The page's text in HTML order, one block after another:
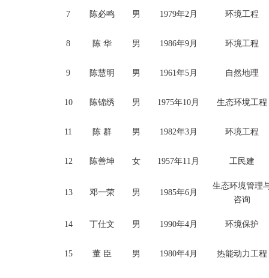
7 陈必鸣 男 1979年2月 环境工程
8 陈 华 男 1986年9月 环境工程
9 陈慧明 男 1961年5月 自然地理
10 陈锦绣 男 1975年10月 生态环境工程
11 陈 群 男 1982年3月 环境工程
12 陈善坤 女 1957年11月 工民建
13 邓一荣 男 1985年6月
生态环境管理
咨询
14 丁仕文 男 1990年4月 环境保护
15 董 臣 男 1980年4月 热能动力工程